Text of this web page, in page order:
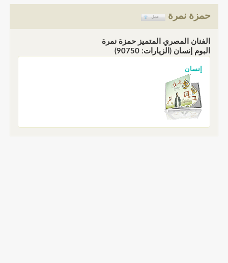
حمزة نمرة
الفنان المصري المتميز حمزة نمرة
البوم إنسان (الزيارات: 90750)
إنسان